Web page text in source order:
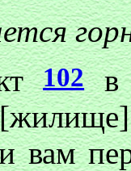
102в
и вам